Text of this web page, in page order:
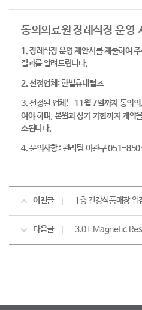
동의의료원장례식장 운영
1. 장례식장 운영 제안서를 제출하여
결과를 알려드립니다.
2. 선정업체: 한별휴네럴즈
3. 선정된 업체는 11월 7일까지 동의
여야 하며, 본원과 상기 기한까지 계약
소됩니다.
4. 문의사항 : 관리팀 이관구 051-
이전글 1층 건강식품매장 입
다음글